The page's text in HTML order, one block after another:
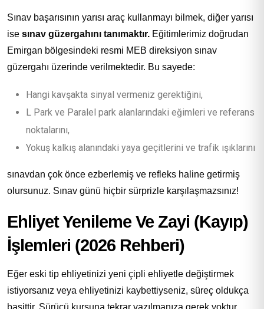
Sınav başarısının yarısı araç kullanmayı bilmek, diğer yarısı
ise sınav güzergahını tanımaktır. Eğitimlerimiz doğrudan
Emirgan bölgesindeki resmi MEB direksiyon sınav
güzergahı üzerinde verilmektedir. Bu sayede:
Hangi kavşakta sinyal vermeniz gerektiğini,
L Park ve Paralel park alanlarındaki eğimleri ve referans
noktalarını,
Yokuş kalkış alanındaki yaya geçitlerini ve trafik ışıklarını
sınavdan çok önce ezberlemiş ve refleks haline getirmiş
olursunuz. Sınav günü hiçbir sürprizle karşılaşmazsınız!
Ehliyet Yenileme Ve Zayi (Kayıp)
İşlemleri (2026 Rehberi)
Eğer eski tip ehliyetinizi yeni çipli ehliyetle değiştirmek
istiyorsanız veya ehliyetinizi kaybettiyseniz, süreç oldukça
basittir. Sürücü kursuna tekrar yazılmanıza gerek yoktur.